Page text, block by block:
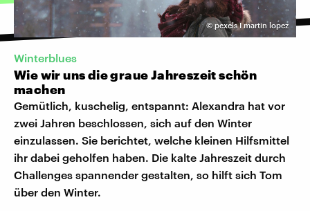
© pexels I martin lopez
Winterblues
Wie wir uns die graue Jahreszeit schön
machen
Gemütlich, kuschelig, entspannt: Alexandra hat vor
zwei Jahren beschlossen, sich auf den Winter
einzulassen. Sie berichtet, welche kleinen Hilfsmittel
ihr dabei geholfen haben. Die kalte Jahreszeit durch
Challenges spannender gestalten, so hilft sich Tom
über den Winter.